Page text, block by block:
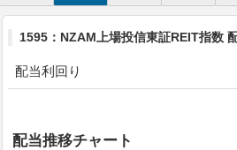
1595：NZAM上場投信東証REIT指数
配当利回り
配当推移チャート